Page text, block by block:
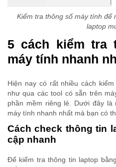
Kiểm tra thông số máy tính để
laptop
5 cách kiểm tra
máy tính nhanh
Hiện nay có rất nhiều cách
như qua các tool có sẵn trên
phần mềm riêng lẻ. Dưới đây
máy tính nhanh nhất mà bạn có
Cách check thông tin
cập nhanh
Để kiểm tra thông tin laptop